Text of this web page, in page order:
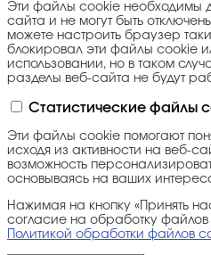
Эти файлы cookie необходимы
сайта и не могут быть
можете настроить браузер
блокировал эти файлы cookie
использовании, но в таком
разделы веб-сайта не будут
Статистические файлы
Эти файлы cookie помогают
исходя из активности на веб-
возможность
основываясь на ваших
Нажимая на кнопку «Принять
согласие на обработку файлов
Политикой обработки файлов